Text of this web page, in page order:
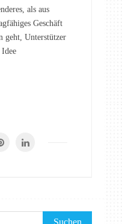
als aus
Geschäft
geht, Unterstützer